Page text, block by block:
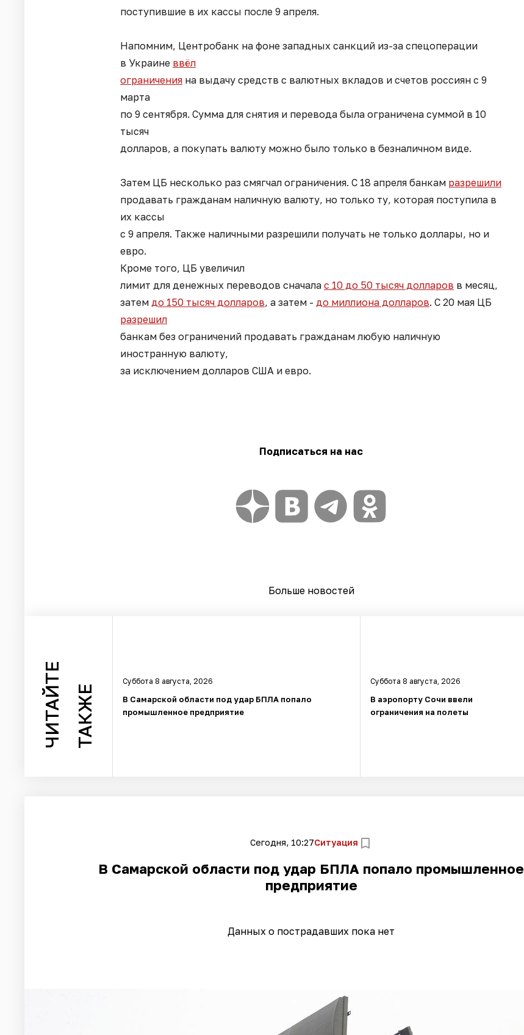
поступившие в их кассы после 9 апреля.
Напомним, Центробанк на фоне западных санкций из-за спецоперации
в Украине ввёл
ограничения на выдачу средств с валютных вкладов и счетов россиян с 9
марта
по 9 сентября. Сумма для снятия и перевода была ограничена суммой в 10
тысяч
долларов, а покупать валюту можно было только в безналичном виде.
Затем ЦБ несколько раз смягчал ограничения. С 18 апреля банкам разрешили
продавать гражданам наличную валюту, но только ту, которая поступила в
их кассы
с 9 апреля. Также наличными разрешили получать не только доллары, но и
евро.
Кроме того, ЦБ увеличил
лимит для денежных переводов сначала с 10 до 50 тысяч долларов в месяц,
затем до 150 тысяч долларов, а затем - до миллиона долларов. С 20 мая ЦБ
разрешил
банкам без ограничений продавать гражданам любую наличную
иностранную валюту,
за исключением долларов США и евро.
Подписаться на нас
Больше новостей
ЧИТАЙТЕ ТАКЖЕ
Суббота 8 августа, 2026
В Самарской области под удар БПЛА попало
промышленное предприятие
Суббота 8 августа, 2026
В аэропорту Сочи ввели
ограничения на полеты
Сегодня, 10:27Ситуация
В Самарской области под удар БПЛА попало промышленное
предприятие
Данных о пострадавших пока нет